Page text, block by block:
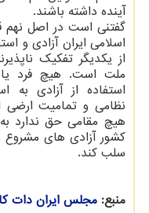
آینده داشته باشند.
گفتنی است در اصل
اسلامی ایران آزادی و
از یکدیگر تفکیک
ملت است. هیچ فرد یا
استفاده از آزادی به
نظامی و تمامیت ارضی
هیچ مقامی حق ندارد
کشور آزادی های مشروع
سلب کند.
منبع: مجلس ایران دات